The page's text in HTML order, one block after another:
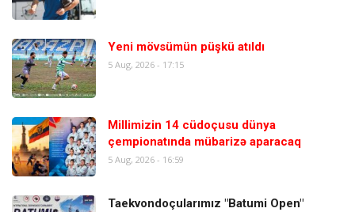
Yeni mövsümün püşkü atıldı
5 Aug, 2026 - 17:15
Millimizin 14 cüdoçusu dünya
çempionatında mübarizə aparacaq
5 Aug, 2026 - 16:59
Taekvondoçularımız "Batumi Open"